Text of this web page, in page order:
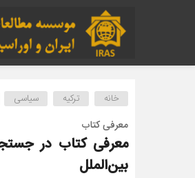
خانه ترکیه سیاسی
معرفی کتاب
معرفی کتاب در
بین‌الملل